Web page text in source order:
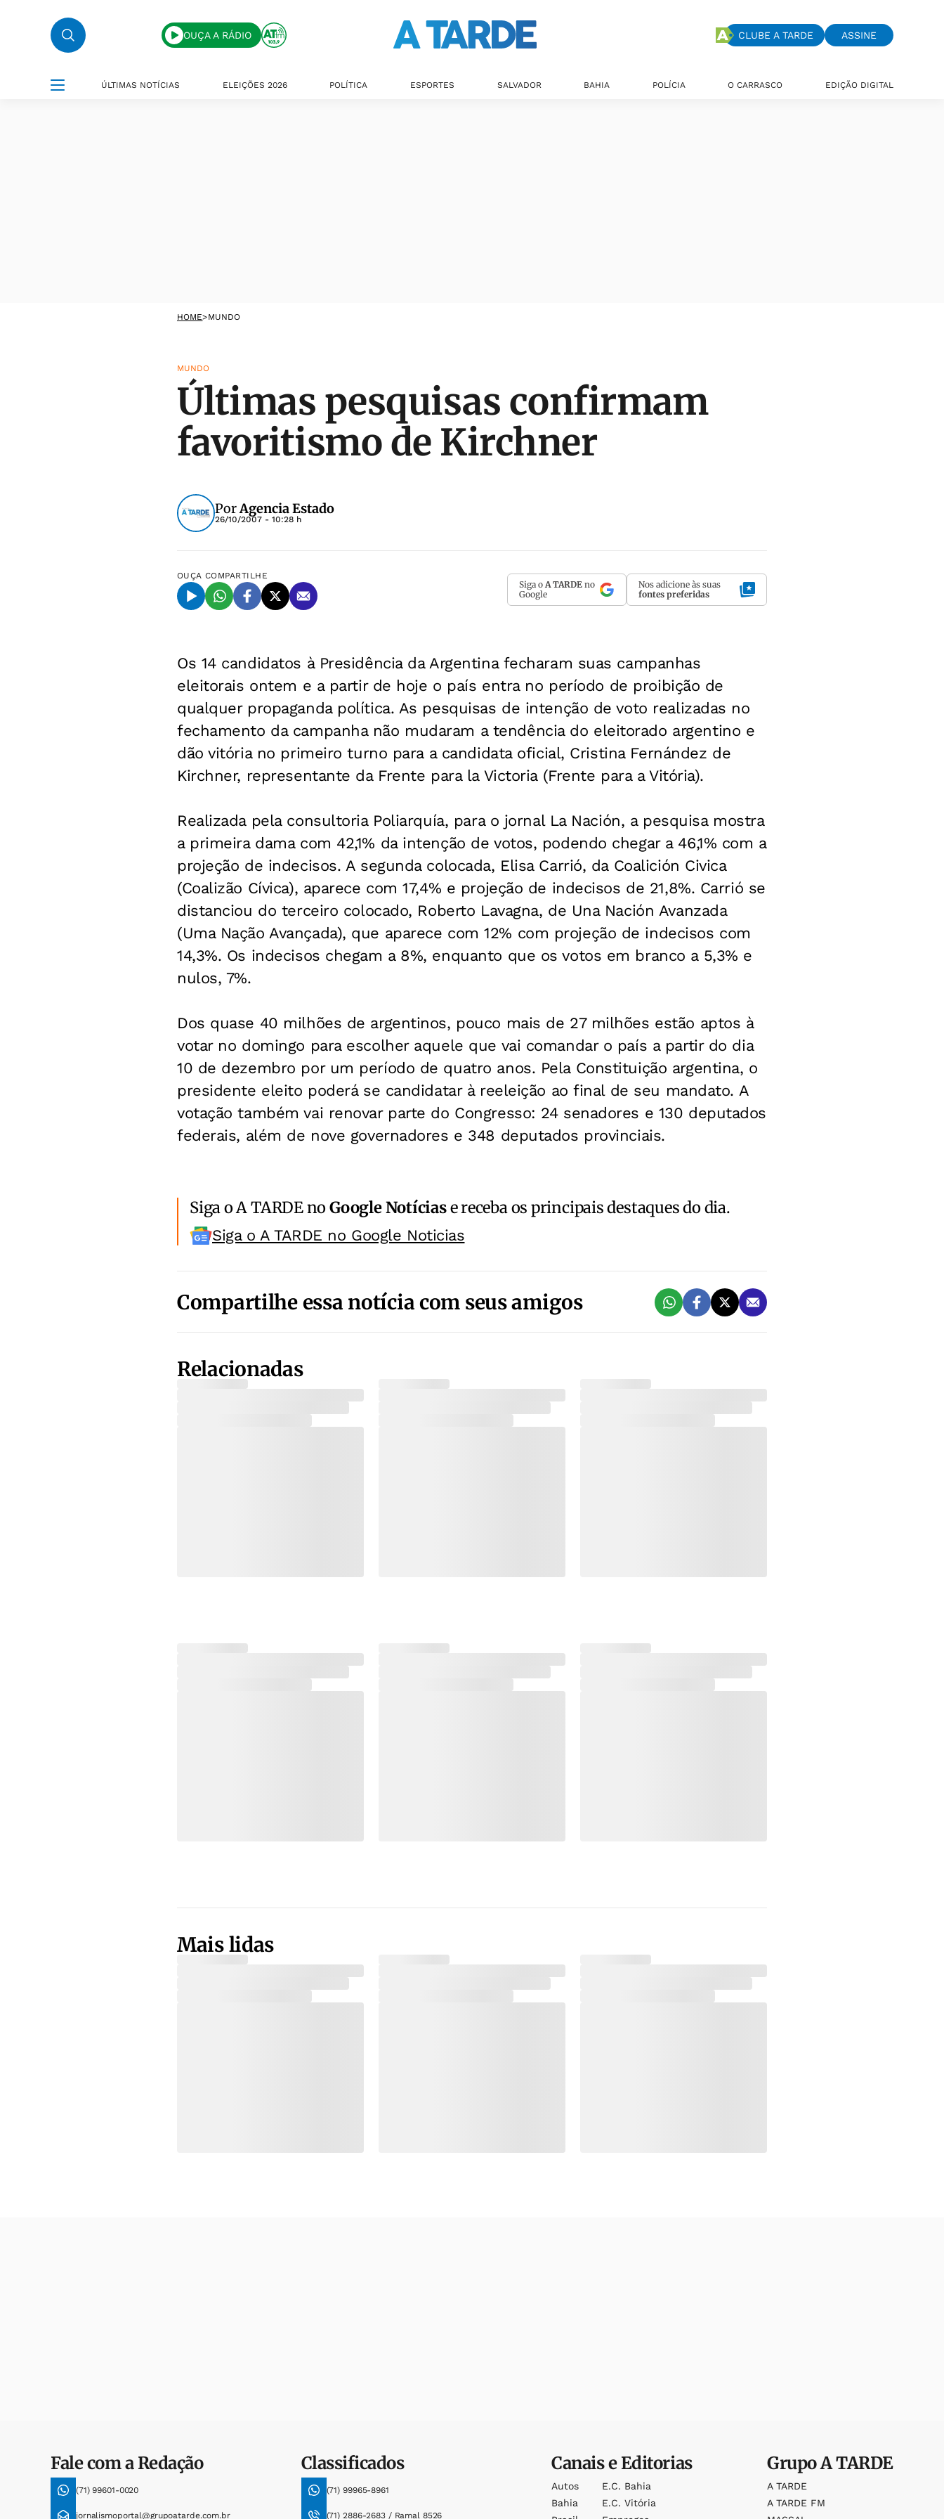
OUÇA A RÁDIO CLUBE A TARDE ASSINE
ÚLTIMAS NOTÍCIAS ELEIÇÕES 2026 POLÍTICA ESPORTES SALVADOR BAHIA POLÍCIA O CARRASCO EDIÇÃO DIGITAL
HOME>MUNDO
MUNDO
Últimas pesquisas confirmam
favoritismo de Kirchner
PorAgencia Estado
26/10/2007 - 10:28 h
OUÇA COMPARTILHE
Siga o A TARDE no
Google
Nos adicione às suas
fontes preferidas
Os 14 candidatos à Presidência da Argentina fecharam suas campanhas
eleitorais ontem e a partir de hoje o país entra no período de proibição de
qualquer propaganda política. As pesquisas de intenção de voto realizadas no
fechamento da campanha não mudaram a tendência do eleitorado argentino e
dão vitória no primeiro turno para a candidata oficial, Cristina Fernández de
Kirchner, representante da Frente para la Victoria (Frente para a Vitória).
Realizada pela consultoria Poliarquía, para o jornal La Nación, a pesquisa mostra
a primeira dama com 42,1% da intenção de votos, podendo chegar a 46,1% com a
projeção de indecisos. A segunda colocada, Elisa Carrió, da Coalición Civica
(Coalizão Cívica), aparece com 17,4% e projeção de indecisos de 21,8%. Carrió se
distanciou do terceiro colocado, Roberto Lavagna, de Una Nación Avanzada
(Uma Nação Avançada), que aparece com 12% com projeção de indecisos com
14,3%. Os indecisos chegam a 8%, enquanto que os votos em branco a 5,3% e
nulos, 7%.
Dos quase 40 milhões de argentinos, pouco mais de 27 milhões estão aptos à
votar no domingo para escolher aquele que vai comandar o país a partir do dia
10 de dezembro por um período de quatro anos. Pela Constituição argentina, o
presidente eleito poderá se candidatar à reeleição ao final de seu mandato. A
votação também vai renovar parte do Congresso: 24 senadores e 130 deputados
federais, além de nove governadores e 348 deputados provinciais.
Siga o A TARDE noGoogle Notíciase receba os principais destaques do dia.
Siga o A TARDE no Google Noticias
Compartilhe essa notícia com seus amigos
Relacionadas
Mais lidas
Fale com a Redação
(71) 99601-0020
jornalismoportal@grupoatarde.com.br
Classificados
(71) 99965-8961
(71) 2886-2683 / Ramal 8526
Canais e Editorias
Autos
Bahia
E.c. Bahia
E.c. Vitória
GrupoA TARDE
A TARDE
A TARDE FM